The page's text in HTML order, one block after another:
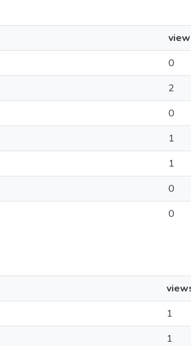
0
2
0
1
1
0
0
1
1